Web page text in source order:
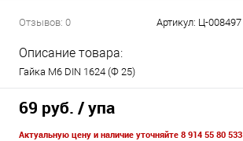
Отзывов: 0 Артикул: Ц-008497
Описание товара:
Гайка М6 DIN 1624 (Ф 25)
69 руб. / упа
Актуальную цену и наличие уточняйте 8 914 55 80 533